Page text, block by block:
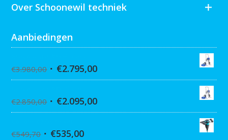
Over Schoonewil techniek
Aanbiedingen
€3.980,00 €2.795,00
€2.850,00 €2.095,00
€549,70 €535,00